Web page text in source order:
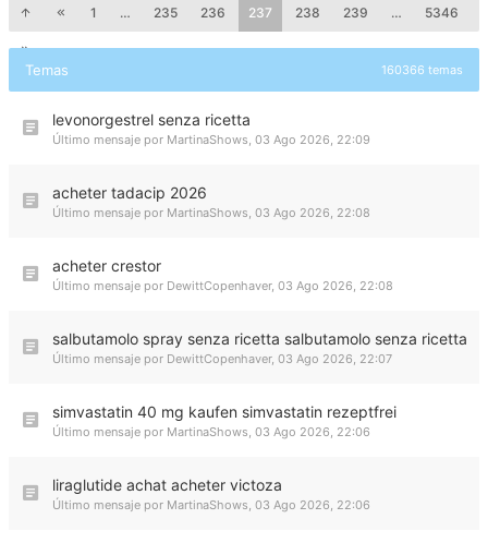
1 … 235 236 237 238 239 … 5346
Temas 160366 temas
levonorgestrel senza ricetta
Último mensaje por MartinaShows, 03 Ago 2026, 22:09
acheter tadacip 2026
Último mensaje por MartinaShows, 03 Ago 2026, 22:08
acheter crestor
Último mensaje por DewittCopenhaver, 03 Ago 2026, 22:08
salbutamolo spray senza ricetta salbutamolo senza ricetta
Último mensaje por DewittCopenhaver, 03 Ago 2026, 22:07
simvastatin 40 mg kaufen simvastatin rezeptfrei
Último mensaje por MartinaShows, 03 Ago 2026, 22:06
liraglutide achat acheter victoza
Último mensaje por MartinaShows, 03 Ago 2026, 22:06